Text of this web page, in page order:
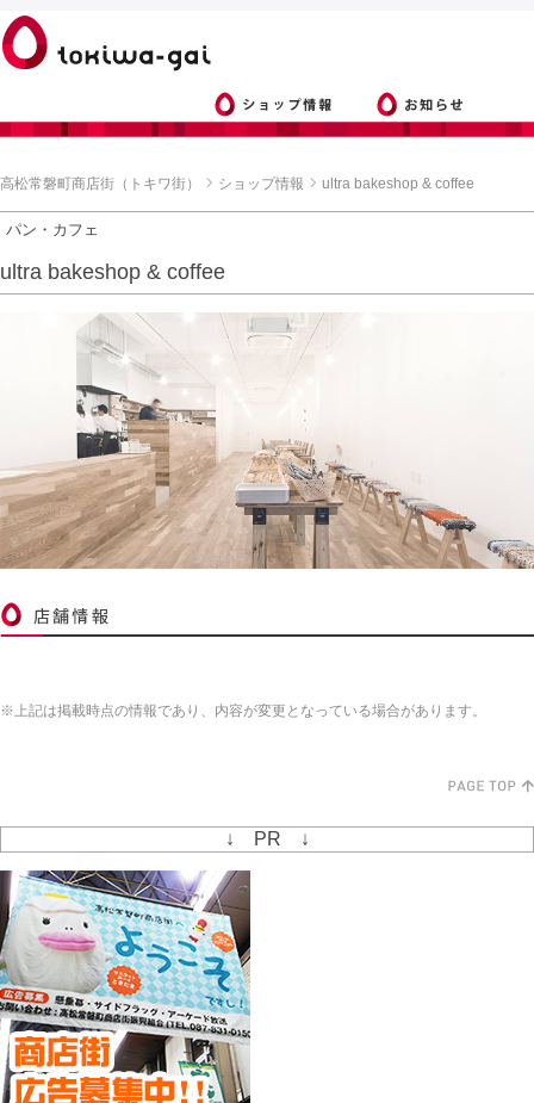
高松常磐町商店街（トキワ街） ショップ情報 ultra bakeshop & coffee
パン・カフェ
ultra bakeshop & coffee
※上記は掲載時点の情報であり、内容が変更となっている場合があります。
↓ PR ↓